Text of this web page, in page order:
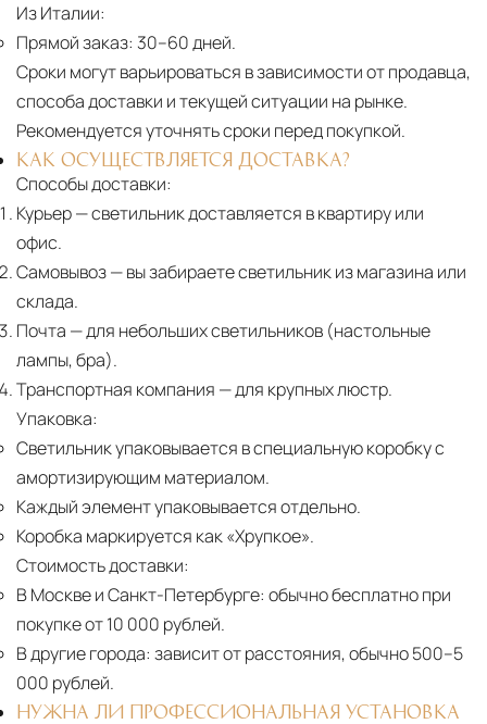
Из Италии:
Прямой заказ: 30–60 дней.
Сроки могут варьироваться в зависимости от продавца,
способа доставки и текущей ситуации на рынке.
Рекомендуется уточнять сроки перед покупкой.
КАК ОСУЩЕСТВЛЯЕТСЯ ДОСТАВКА?
Способы доставки:
Курьер— светильник доставляется в квартиру или
офис.
Самовывоз— вы забираете светильник из магазина или
склада.
Почта — для небольших светильников (настольные
лампы, бра).
Транспортная компания — для крупных люстр.
Упаковка:
Светильник упаковывается в специальную коробку с
амортизирующим материалом.
Каждый элемент упаковывается отдельно.
Коробка маркируется как «Хрупкое».
Стоимость доставки:
В Москве и Санкт-Петербурге: обычно бесплатно при
покупке от 10 000 рублей.
В другие города: зависит от расстояния, обычно 500–5
000 рублей.
НУЖНА ЛИ ПРОФЕССИОНАЛЬНАЯ УСТАНОВКА